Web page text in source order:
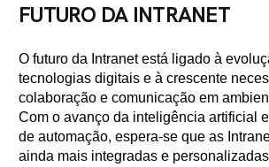
FUTURO DA INTRANET
O futuro da Intranet está ligado à
tecnologias digitais e à crescente
colaboração e comunicação em
Com o avanço da inteligência artificial
de automação, espera-se que as
ainda mais integradas e